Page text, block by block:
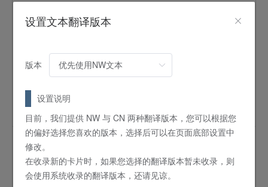
属性同调怪兽同调召唤的场合，可以以对手场上的1张卡为对象
发动。将那张卡破坏。②：自己场上的表侧表示怪兽因对手的
效果而从场上离开的场合可以发动。从卡组将1只「ヤミー／
美味咪
」怪兽特殊召唤。③：这张卡在墓地存在的场合，可以
以自己的墓地·除外状态的2只「ヤミー／
发动。那些怪兽和这张卡按照喜欢的顺序返回卡组下面。
魔法 场地
美味咪游乐场☆小可爱
这个卡名的②③效果1回合各能使用1次。①：自己场上的「ヤ
设置文本翻译版本
版本
设置说明
目前，我们提供 NW 与 CN 两种翻译版本，您可以根据您
的偏好选择您喜欢的版本，选择后可以在页面底部设置中
修改。
在收录新的卡片时，如果您选择的翻译版本暂未收录，则
会使用系统收录的翻译版本，还请见谅。